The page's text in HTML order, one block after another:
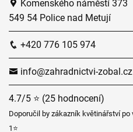
Komenského náměstí 373
549 54 Police nad Metují
+420 776 105 974
info@zahradnictvi-zobal.cz
4.7/5 ⭐ (25 hodnocení)
Doporučil by zákazník květinářství po
1⭐